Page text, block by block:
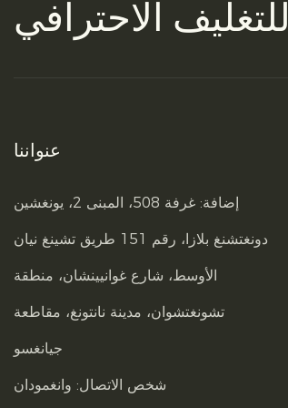
للتغليف الاحترافي
عنواننا
إضافة: غرفة 508، المبنى 2، يونغشين
دونغتشنغ بلازا، رقم 151 طريق تشينغ نيان
الأوسط، شارع غوانيينشان، منطقة
تشونغتشوان، مدينة نانتونغ، مقاطعة
جيانغسو
شخص الاتصال: وانغمودان